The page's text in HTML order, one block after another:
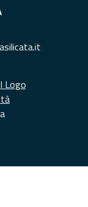
Logo